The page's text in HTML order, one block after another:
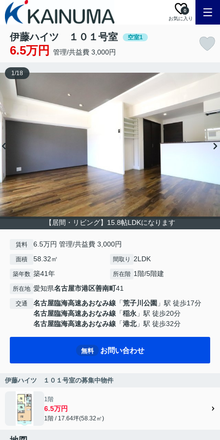
お気に入り
0
伊藤ハイツ １０１号室 空室1
6.5万円 管理/共益費 3,000円
【居間・リビング】15.8帖LDKになります
1/18
賃料 6.5万円 管理/共益費 3,000円
面積 58.32㎡ 間取り 2LDK
築年数 築41年 所在階 1階/5階建
所在地 愛知県名古屋市港区善南町41
交通 名古屋臨海高速あおなみ線 「荒子川公園 」駅 徒歩17分
名古屋臨海高速あおなみ線 「稲永 」駅 徒歩20分
名古屋臨海高速あおなみ線 「港北」駅 徒歩32分
無料 お問い合わせ
伊藤ハイツ １０１号室の募集中物件
1階
6.5万円
1階 / 17.64坪(58.32㎡)